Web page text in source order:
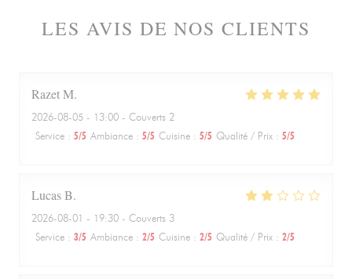
LES AVIS DE NOS CLIENTS
RazetM
2026-08-05 - 13:00 - Couverts 2
Service : 5/5 Ambiance : 5/5 Cuisine : 5/5 Qualité / Prix : 5/5
LucasB
2026-08-01 - 19:30 - Couverts 3
Service : 3/5 Ambiance : 2/5 Cuisine : 2/5 Qualité / Prix : 2/5